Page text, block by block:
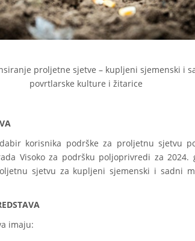
proljetne sjetve – kupljeni sjemenski i
povrtlarske kulture i žitarice
korisnika podrške za proljetnu sjetvu
Visoko za podršku poljoprivredi za 2024.
sjetvu za kupljeni sjemenski i sadni
imaju: